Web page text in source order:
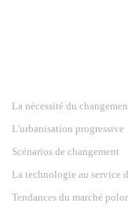
La nécessité du
L'urbanisation progressive
Scénarios de changement
La technologie au service
Tendances du marché